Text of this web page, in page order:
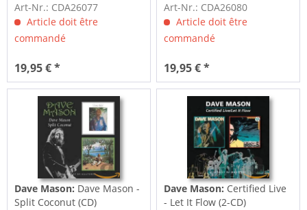
Art-Nr.: CDA26077
Article doit être
commandé
19,95 € *
Art-Nr.: CDA26080
Article doit être
commandé
19,95 € *
Dave Mason: Dave Mason -
Split Coconut (CD)
Dave Mason: Certified Live
- Let It Flow (2-CD)